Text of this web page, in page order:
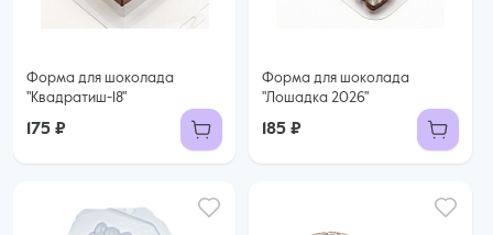
Форма для шоколада
"Квадратиш-18"
175 ₽
Форма для шоколада
"Лошадка 2026"
185 ₽